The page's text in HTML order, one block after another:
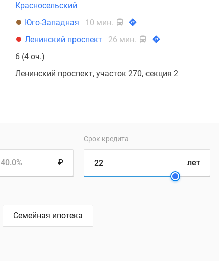
Красносельский
Юго-Западная
10 мин.
Ленинский проспект
26 мин.
6 (4 оч.)
Ленинский проспект, участок 270, секция 2
₽
40.0%
Срок кредита
лет
Семейная ипотека